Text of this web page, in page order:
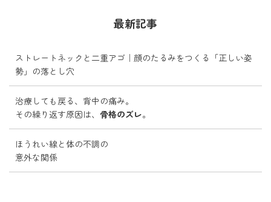
最新記事
ストレートネックと二重アゴ｜顔のたるみをつくる「正しい姿
勢」の落とし穴
治療しても戻る、背中の痛み。
その繰り返す原因は、 骨格のズレ。
ほうれい線と体の不調の
意外な関係